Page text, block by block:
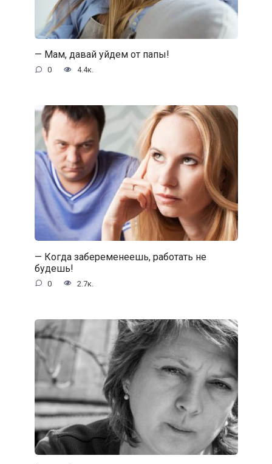
— Мам, давай уйдем от папы!
0 4.4к.
— Когда забеременеешь, работать не
будешь!
0 2.7к.